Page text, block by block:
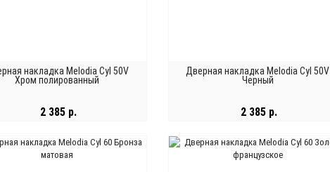
накладка Melodia Cyl 50V
Хром полированный
2 385 р.
В КОРЗИНУ
Дверная накладка Melodia Cyl 50V
Черный
2 385 р.
В КОРЗИНУ